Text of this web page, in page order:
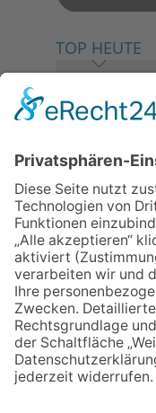
TOP HEUTE
30.07.2026
06.08.2026
06.08.2026
06.08.2026